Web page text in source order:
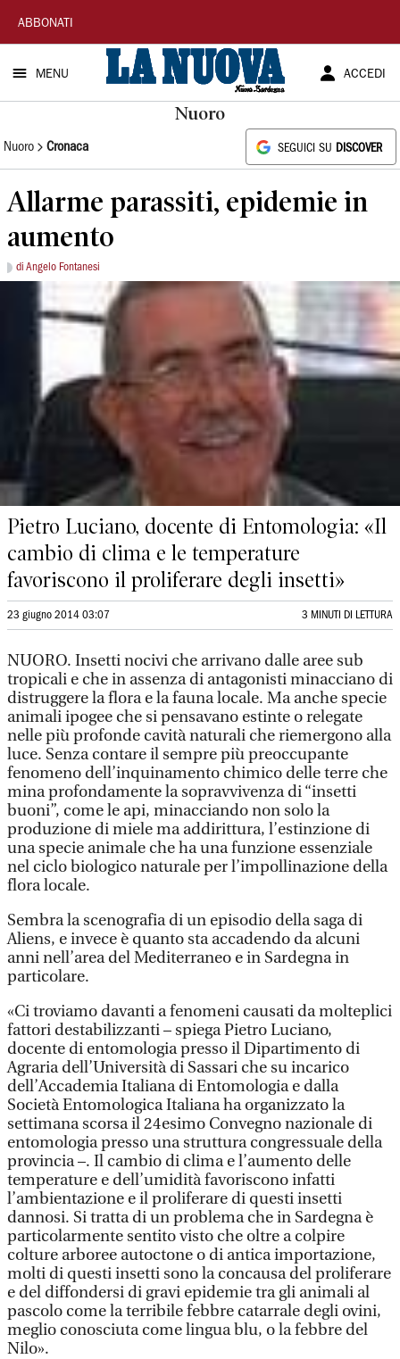
La
Nuova
Sardegna
ABBONATI
MENU ACCEDI
Nuoro
Nuoro Cronaca SEGUICI SU DISCOVER
Allarme parassiti, epidemie in
aumento
di Angelo Fontanesi
Pietro Luciano, docente di Entomologia: «Il
cambio di clima e le temperature
favoriscono il proliferare degli insetti»
23 giugno 2014 03:07 3 MINUTI DI LETTURA
NUORO. Insetti nocivi che arrivano dalle aree sub
tropicali e che in assenza di antagonisti minacciano di
distruggere la flora e la fauna locale. Ma anche specie
animali ipogee che si pensavano estinte o relegate
nelle più profonde cavità naturali che riemergono alla
luce. Senza contare il sempre più preoccupante
fenomeno dell’inquinamento chimico delle terre che
mina profondamente la sopravvivenza di “insetti
buoni”, come le api, minacciando non solo la
produzione di miele ma addirittura, l’estinzione di
una specie animale che ha una funzione essenziale
nel ciclo biologico naturale per l’impollinazione della
flora locale.
Sembra la scenografia di un episodio della saga di
Aliens, e invece è quanto sta accadendo da alcuni
anni nell’area del Mediterraneo e in Sardegna in
particolare.
«Ci troviamo davanti a fenomeni causati da molteplici
fattori destabilizzanti – spiega Pietro Luciano,
docente di entomologia presso il Dipartimento di
Agraria dell’Università di Sassari che su incarico
dell’Accademia Italiana di Entomologia e dalla
Società Entomologica Italiana ha organizzato la
settimana scorsa il 24esimo Convegno nazionale di
entomologia presso una struttura congressuale della
provincia –. Il cambio di clima e l’aumento delle
temperature e dell’umidità favoriscono infatti
l’ambientazione e il proliferare di questi insetti
dannosi. Si tratta di un problema che in Sardegna è
particolarmente sentito visto che oltre a colpire
colture arboree autoctone o di antica importazione,
molti di questi insetti sono la concausa del proliferare
e del diffondersi di gravi epidemie tra gli animali al
pascolo come la terribile febbre catarrale degli ovini,
meglio conosciuta come lingua blu, o la febbre del
Nilo».